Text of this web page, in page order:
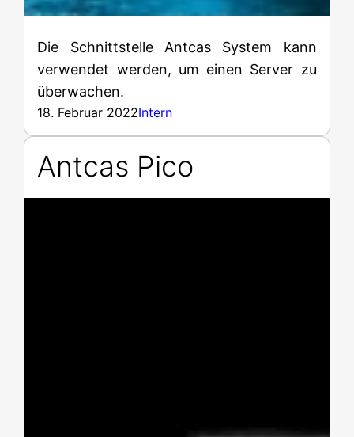
Die Schnittstelle Antcas System kann
verwendet werden, um einen Server zu
überwachen.
18. Februar 2022Intern
Antcas Pico